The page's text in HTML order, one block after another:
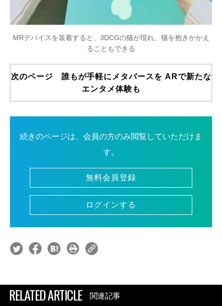
MRデバイスを装着すると、3DCGの猫が現れ、猫を抱きかかえ
ることもできる
次のページ 誰もが手軽にメタバースを ARで新たな
エンタメ体験も
続きのページは、会員の方のみ閲覧していただけま
す。
無料会員登録
ログインする
RELATED ARTICLE 関連記事